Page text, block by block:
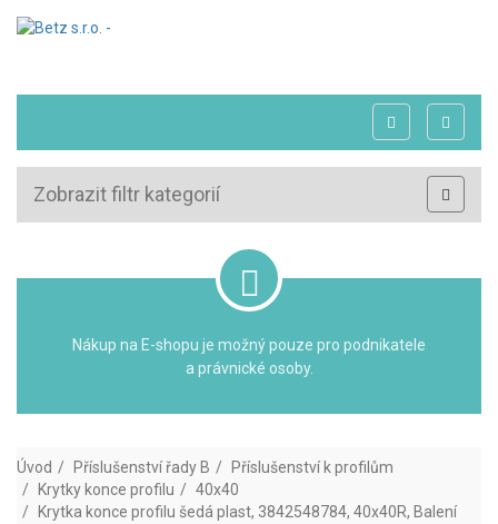
Zobrazit filtr kategorií
Nákup na E-shopu je možný pouze pro podnikatele
a právnické osoby.
Úvod Příslušenství řady B
Příslušenství k profilům
Krytky konce profilu
40x40
Krytka konce profilu šedá plast, 3842548784, 40x40R, Balení